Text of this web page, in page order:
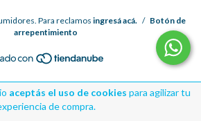
aceptás el uso de cookies para agilizar tu
de compra.
Para reclamos ingresá acá. / Botón de
arrepentimiento